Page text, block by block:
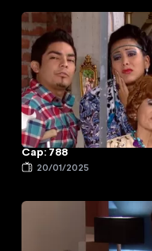
Cap: 788
20/01/2025